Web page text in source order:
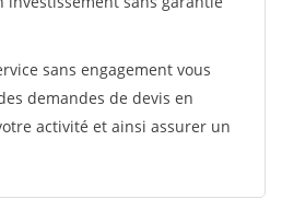
sans engagement vous
demandes de devis en
activité et ainsi assurer un